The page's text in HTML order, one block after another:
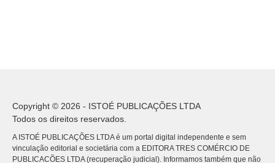
Copyright © 2026 - ISTOÉ PUBLICAÇÕES LTDA
Todos os direitos reservados.
A ISTOÉ PUBLICAÇÕES LTDA é um portal digital independente e sem
vinculação editorial e societária com a EDITORA TRES COMÉRCIO DE
PUBLICACÕES LTDA (recuperação judicial). Informamos também que não